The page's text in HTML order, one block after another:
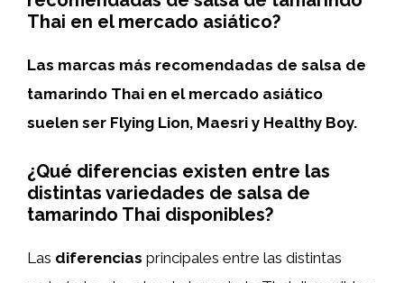
Thai en el mercado asiático?
Las marcas más recomendadas de salsa de
tamarindo Thai en el mercado asiático
suelen ser Flying Lion, Maesri y Healthy Boy.
¿Qué diferencias existen entre las
distintas variedades de salsa de
tamarindo Thai disponibles?
Las diferencias principales entre las distintas